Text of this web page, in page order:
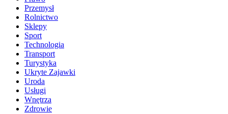
Przemysł
Rolnictwo
Sklepy
Sport
Technologia
Transport
Turystyka
Ukryte Zajawki
Uroda
Usługi
Wnętrza
Zdrowie